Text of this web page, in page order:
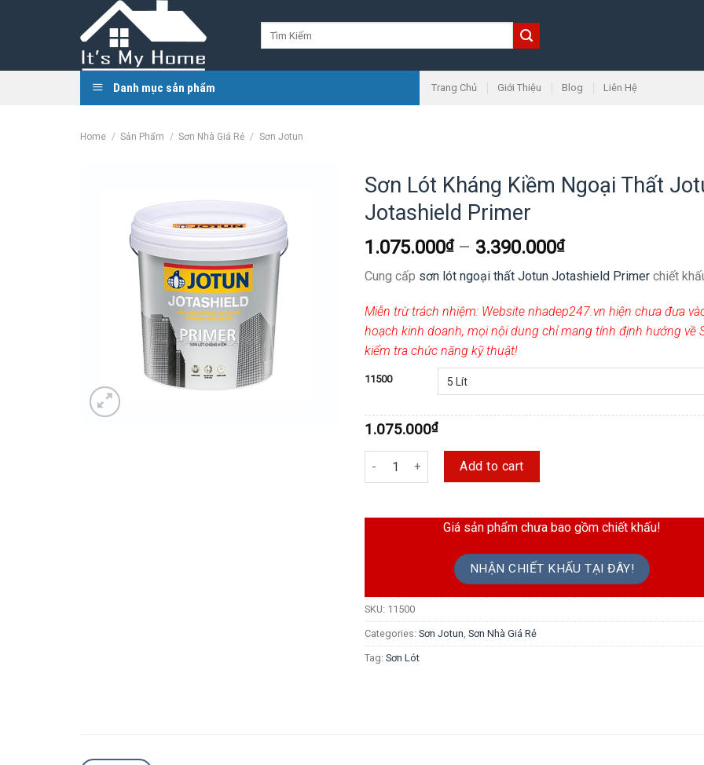
Danh mục sản phẩm Trang Chủ Giới Thiệu Blog Liên Hệ
Home / Sản Phẩm / Sơn Nhà Giá Rẻ / Sơn Jotun
Sơn Lót Kháng Kiềm Ngoại Thất
Jotashield Primer
1.075.000₫– 3.390.000₫
Cung cấp sơn lót ngoại thất Jotun Jotashield Primer chiết
Miễn trừ trách nhiệm: Website nhadep247.vn hiện chưa đưa
hoạch kinh doanh, mọi nội dung chỉ mang tính định hướng về
kiểm tra chức năng kỹ thuật!
11500
1.075.000₫
Sơn Lót Kháng Kiềm Ngoại Thất Jotun Jotashield Primer quantity
Add to cart
Giá sản phẩm chưa bao gồm chiết khấu!
NHẬN CHIẾT KHẤU TẠI ĐÂY!
SKU: 11500
Categories:Sơn Jotun ,Sơn Nhà Giá Rẻ
Tag:Sơn Lót